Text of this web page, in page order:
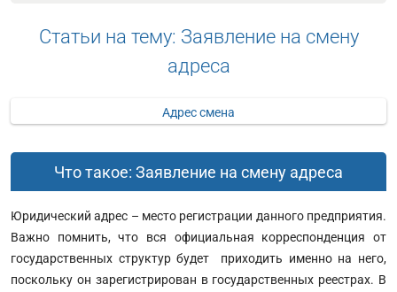
Статьи на тему: Заявление на смену
адреса
Адрес смена
Что такое: Заявление на смену адреса
Юридический адрес – место регистрации данного предприятия.
Важно помнить, что вся официальная корреспонденция от
государственных структур будет приходить именно на него,
поскольку он зарегистрирован в государственных реестрах. В